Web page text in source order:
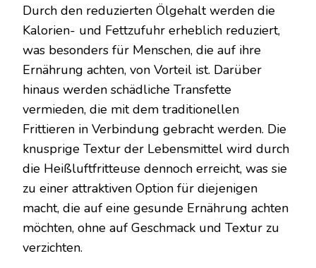
Durch den reduzierten Ölgehalt werden die
Kalorien- und Fettzufuhr erheblich reduziert,
was besonders für Menschen, die auf ihre
Ernährung achten, von Vorteil ist. Darüber
hinaus werden schädliche Transfette
vermieden, die mit dem traditionellen
Frittieren in Verbindung gebracht werden. Die
knusprige Textur der Lebensmittel wird durch
die Heißluftfritteuse dennoch erreicht, was sie
zu einer attraktiven Option für diejenigen
macht, die auf eine gesunde Ernährung achten
möchten, ohne auf Geschmack und Textur zu
verzichten.